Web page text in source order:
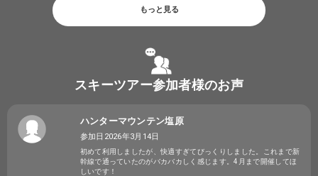
もっと見る
スキーツアー参加者様のお声
ハンターマウンテン塩原
参加日2026年3月14日
初めて利用しましたが、快適すぎてびっくりしました。これまで新
幹線で通っていたのがバカバカしく感じます。4月まで開催してほ
しいです！